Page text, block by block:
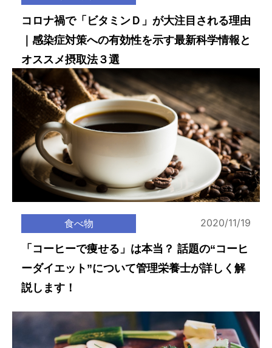
コロナ禍で「ビタミンＤ」が大注目される理由
｜感染症対策への有効性を示す最新科学情報と
オススメ摂取法３選
食べ物 2020/11/19
「コーヒーで痩せる」は本当？ 話題の“コーヒ
ーダイエット”について管理栄養士が詳しく解
説します！